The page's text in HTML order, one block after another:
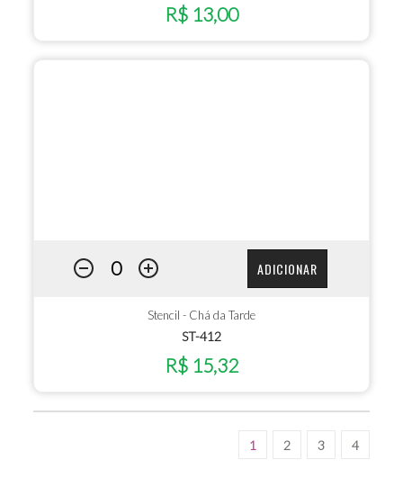
R$ 13,00
ADICIONAR
Stencil - Chá da Tarde
ST-412
R$ 15,32
1 2 3 4